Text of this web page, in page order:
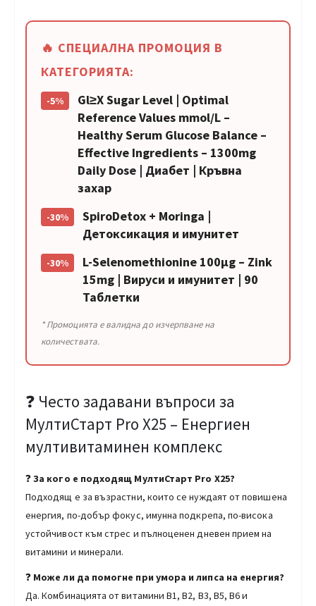
🔥 СПЕЦИАЛНА ПРОМОЦИЯ В
КАТЕГОРИЯТА:
-5%
Gl≥Х Sugar Level | Optimal
Reference Values mmol/L –
Healthy Serum Glucose Balance –
Effective Ingredients – 1300mg
Daily Dose | Диабет | Кръвна
захар
-30%
SpiroDetox + Moringa |
Детоксикация и имунитет
-30%
L-Selenomethionine 100µg – Zink
15mg | Вируси и имунитет | 90
Таблетки
* Промоцията е валидна до изчерпване на
количествата.
❓ Често задавани въпроси за
МултиСтарт Pro X25 – Енергиен
мултивитаминен комплекс
❓За кого е подходящ МултиСтарт Pro X25?
Подходящ е за възрастни, които се нуждаят от повишена
енергия, по-добър фокус, имунна подкрепа, по-висока
устойчивост към стрес и пълноценен дневен прием на
витамини и минерали.
❓ Може ли да помогне при умора и липса на енергия?
Да. Комбинацията от витамини B1, B2, B3, B5, B6 и